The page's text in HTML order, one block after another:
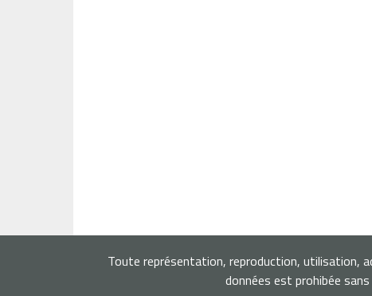
Toute représentation, reproduction, utilisation,
données est prohibée